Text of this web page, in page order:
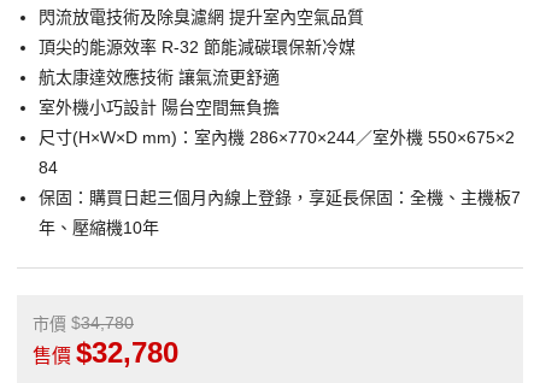
閃流放電技術及除臭濾網 提升室內空氣品質
頂尖的能源效率 R-32 節能減碳環保新冷媒
航太康達效應技術 讓氣流更舒適
室外機小巧設計 陽台空間無負擔
尺寸(H×W×D mm)：室內機 286×770×244／室外機 550×675×2
84
保固：購買日起三個月內線上登錄，享延長保固：全機、主機板7
年、壓縮機10年
市價 34,780
售價 32,780